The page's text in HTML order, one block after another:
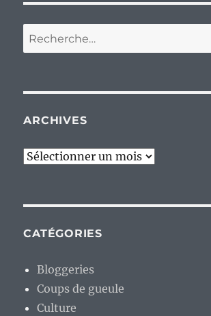
Recherche
pour :
ARCHIVES
Archives
CATÉGORIES
Bloggeries
Coups de gueule
Culture